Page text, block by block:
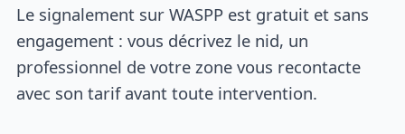
Le signalement sur WASPP est gratuit et sans
engagement : vous décrivez le nid, un
professionnel de votre zone vous recontacte
avec son tarif avant toute intervention.